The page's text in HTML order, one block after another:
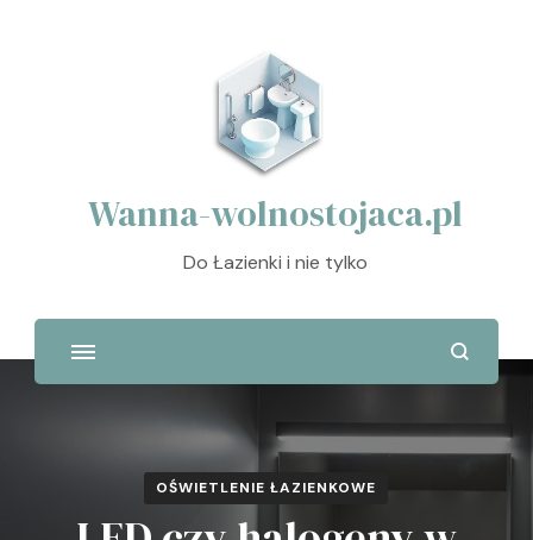
Wanna-wolnostojaca.pl
Do Łazienki i nie tylko
OŚWIETLENIE ŁAZIENKOWE